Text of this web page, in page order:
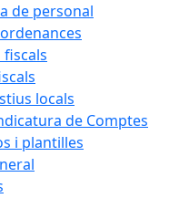
de personal
fiscals
locals
de Comptes
i plantilles